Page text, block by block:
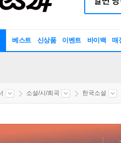
베스트 신상품 이벤트 바이백 매
소설/시/희곡 한국소설